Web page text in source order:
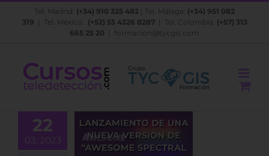
Saltar
Tel. Madrid: (+34) 910 325 482 | Tel. Málaga: (+34) 951 082
319 | Tel. México: (+52) 55 4326 8287| Tel. Colombia: (+57) 313
665 25 20
formacion@tycgis.com
22
03, 2023
de
versión